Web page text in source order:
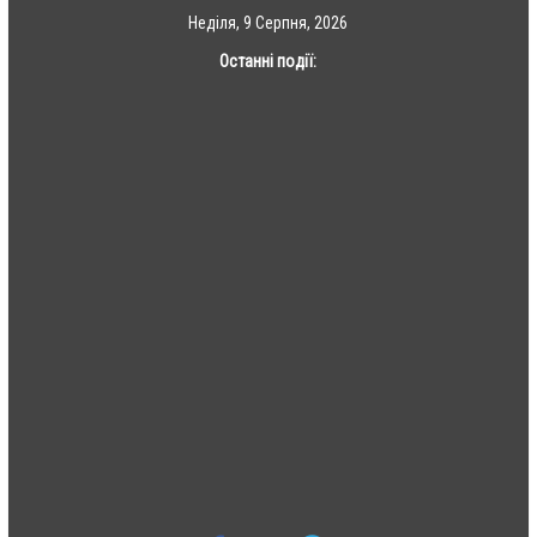
Неділя, 9 Серпня, 2026
Останні події: